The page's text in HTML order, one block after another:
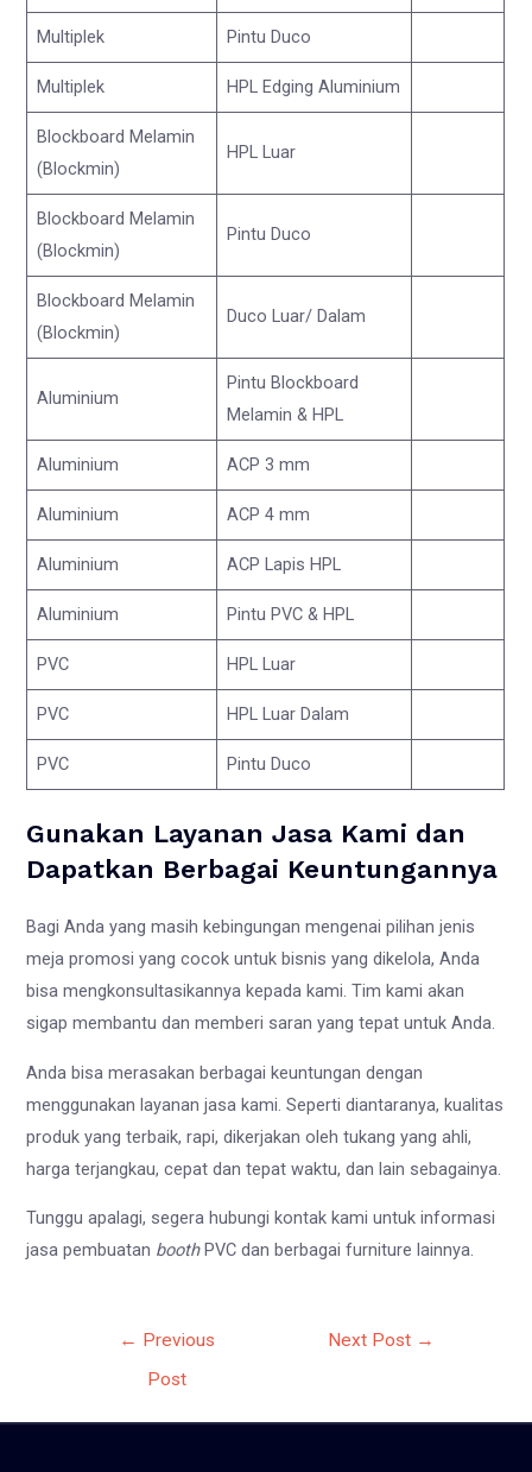
Multiplek Pintu Duco
Multiplek HPL Edging Aluminium
Blockboard Melamin
(Blockmin)
HPL Luar
Blockboard Melamin
(Blockmin)
Pintu Duco
Blockboard Melamin
(Blockmin)
Duco Luar/ Dalam
Aluminium
Pintu Blockboard
Melamin & HPL
Aluminium ACP 3 mm
Aluminium ACP 4 mm
Aluminium ACP Lapis HPL
Aluminium Pintu PVC & HPL
PVC HPL Luar
PVC HPL Luar Dalam
PVC Pintu Duco
Gunakan Layanan Jasa Kami dan
Dapatkan Berbagai Keuntungannya
Bagi Anda yang masih kebingungan mengenai pilihan jenis
meja promosi yang cocok untuk bisnis yang dikelola, Anda
bisa mengkonsultasikannya kepada kami. Tim kami akan
sigap membantu dan memberi saran yang tepat untuk Anda.
Anda bisa merasakan berbagai keuntungan dengan
menggunakan layanan jasa kami. Seperti diantaranya, kualitas
produk yang terbaik, rapi, dikerjakan oleh tukang yang ahli,
harga terjangkau, cepat dan tepat waktu, dan lain sebagainya.
Tunggu apalagi, segera hubungi kontak kami untuk informasi
jasa pembuatan booth PVC dan berbagai furniture lainnya.
← Previous
Post
Next Post →